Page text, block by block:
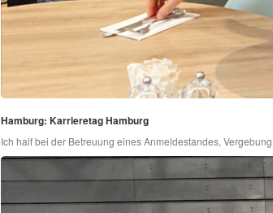
Hamburg: Karrieretag Hamburg
Ich half bei der Betreuung eines Anmeldestandes,